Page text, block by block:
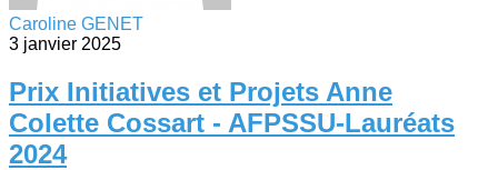
Caroline GENET
3 janvier 2025
Prix Initiatives et Projets Anne
Colette Cossart - AFPSSU-Lauréats
2024